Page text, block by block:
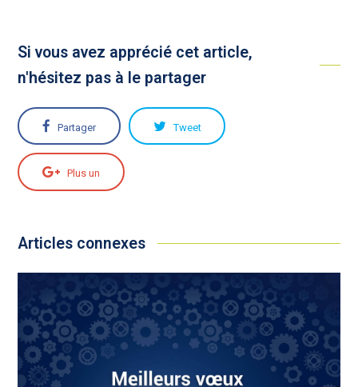
Si vous avez apprécié cet article,
n'hésitez pas à le partager
Partager Tweet
Plus un
Articles connexes